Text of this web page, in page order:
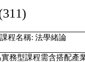
課程名稱: 法學緒論
務型課程需含搭配產